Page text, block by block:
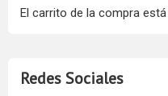
El carrito de la compra
Redes Sociales